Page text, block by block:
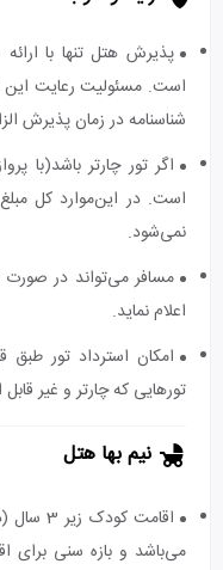
پذیرش هتل تنها با
است. مسئولیت رعایت این
شناسنامه در زمان پذیرش
اگر تور چارتر باشد(با
است. در این‌موارد کل
نمی‌شود.
مسافر می‌تواند در صورت
اعلام نماید.
امکان استرداد تور طبق
تورهایی که چارتر و غیر قابل
نیم بها هتل
اقامت